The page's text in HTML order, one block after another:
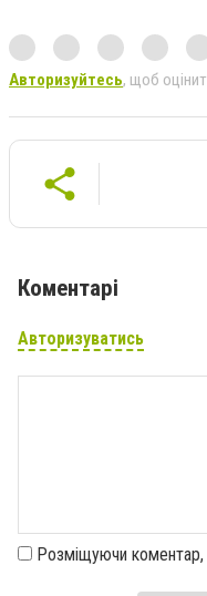
Авторизуйтесь, щоб
Коментарі
Авторизуватись
Розміщуючи